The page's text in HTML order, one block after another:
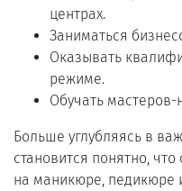
центрах.
Заниматься
Оказывать
режиме.
Обучать мастеров-
Больше углубляясь в
становится понятно,
на маникюре, педикюре